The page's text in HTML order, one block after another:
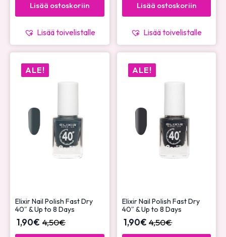
Lisää ostoskoriin
Lisää toivelistalle
Lisää ostoskoriin
Lisää toivelistalle
ALE!
Elixir Nail Polish Fast Dry
40″ & Up to 8 Days
4,50€
1,90€
ALE!
Elixir Nail Polish Fast Dry
40″ & Up to 8 Days
4,50€
1,90€